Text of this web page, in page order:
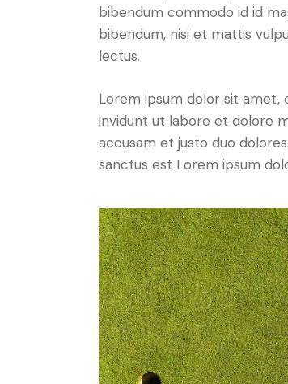
bibendum commodo id id
bibendum, nisi et mattis
lectus.
Lorem ipsum dolor sit amet,
invidunt ut labore et dolore
accusam et justo duo
sanctus est Lorem ipsum